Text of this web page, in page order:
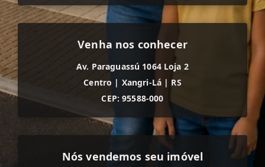
Venha nos conhecer
Av. Paraguassú 1064 Loja 2
Centro | Xangri-Lá | RS
CEP: 95588-000
Nós vendemos seu imóvel